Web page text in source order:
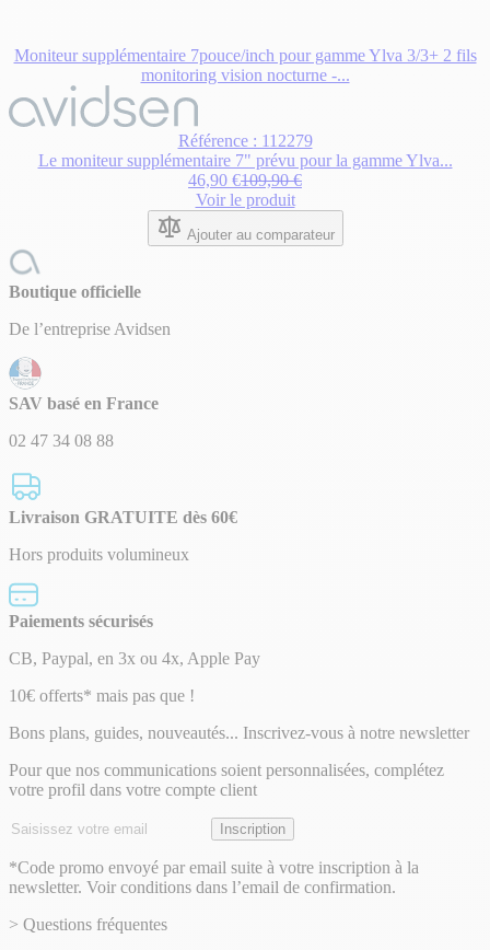
Moniteur supplémentaire 7pouce/inch pour gamme Ylva 3/3+ 2 fils
monitoring vision nocturne -...
Référence : 112279
Le moniteur supplémentaire 7" prévu pour la gamme Ylva...
46,90 €109,90 €
Voir le produit
Ajouter au comparateur
Boutique officielle
De l’entreprise Avidsen
SAV basé en France
02 47 34 08 88
Livraison GRATUITE dès 60€
Hors produits volumineux
Paiements sécurisés
CB, Paypal, en 3x ou 4x, Apple Pay
Lettre
d’information
10€ offerts* mais pas que !
Bons plans, guides, nouveautés... Inscrivez-vous à notre newsletter
Pour que nos communications soient personnalisées, complétez
votre profil dans votre compte client
Adresse
Inscription
*Code promo envoyé par email suite à votre inscription à la
newsletter. Voir conditions dans l’email de confirmation.
> Questions fréquentes